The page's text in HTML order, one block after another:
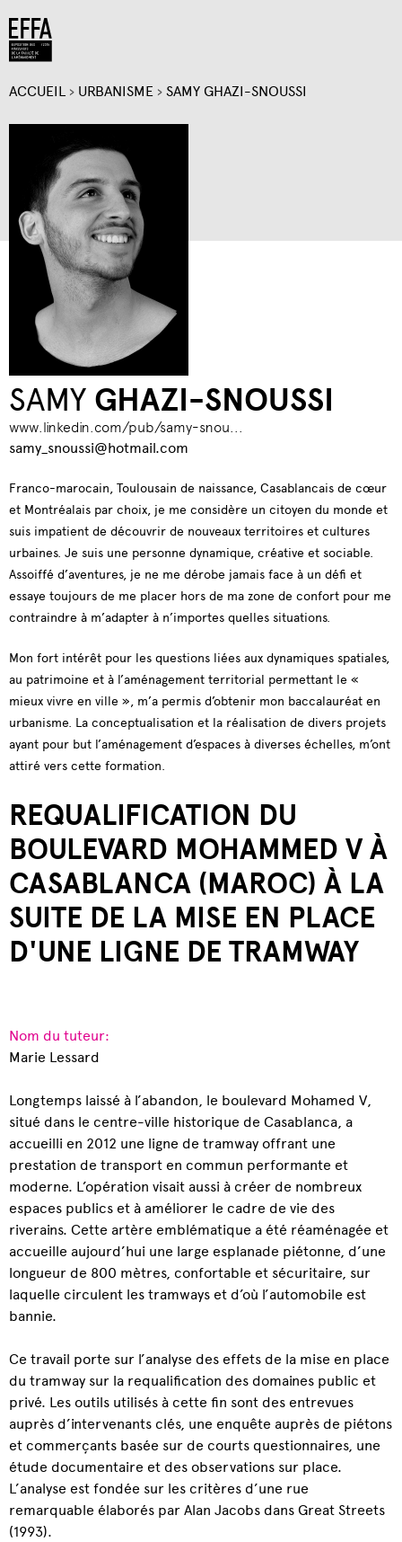
VOUS
ÊTES
ICI
ACCUEIL › URBANISME ›SAMY GHAZI-SNOUSSI
SAMY GHAZI-SNOUSSI
www.linkedin.com/pub/samy-snou...
samy_snoussi@hotmail.com
Franco-marocain, Toulousain de naissance, Casablancais de cœur
et Montréalais par choix, je me considère un citoyen du monde et
suis impatient de découvrir de nouveaux territoires et cultures
urbaines. Je suis une personne dynamique, créative et sociable.
Assoiffé d’aventures, je ne me dérobe jamais face à un défi et
essaye toujours de me placer hors de ma zone de confort pour me
contraindre à m’adapter à n’importes quelles situations.
Mon fort intérêt pour les questions liées aux dynamiques spatiales,
au patrimoine et à l’aménagement territorial permettant le «
mieux vivre en ville », m’a permis d’obtenir mon baccalauréat en
urbanisme. La conceptualisation et la réalisation de divers projets
ayant pour but l’aménagement d’espaces à diverses échelles, m’ont
attiré vers cette formation.
REQUALIFICATION DU
BOULEVARD MOHAMMED V À
CASABLANCA (MAROC) À LA
SUITE DE LA MISE EN PLACE
D'UNE LIGNE DE TRAMWAY
Nom du tuteur:
Marie Lessard
Longtemps laissé à l’abandon, le boulevard Mohamed V,
situé dans le centre-ville historique de Casablanca, a
accueilli en 2012 une ligne de tramway offrant une
prestation de transport en commun performante et
moderne. L’opération visait aussi à créer de nombreux
espaces publics et à améliorer le cadre de vie des
riverains. Cette artère emblématique a été réaménagée et
accueille aujourd’hui une large esplanade piétonne, d’une
longueur de 800 mètres, confortable et sécuritaire, sur
laquelle circulent les tramways et d’où l’automobile est
bannie.
Ce travail porte sur l’analyse des effets de la mise en place
du tramway sur la requalification des domaines public et
privé. Les outils utilisés à cette fin sont des entrevues
auprès d’intervenants clés, une enquête auprès de piétons
et commerçants basée sur de courts questionnaires, une
étude documentaire et des observations sur place.
L’analyse est fondée sur les critères d’une rue
remarquable élaborés par Alan Jacobs dans Great Streets
(1993).